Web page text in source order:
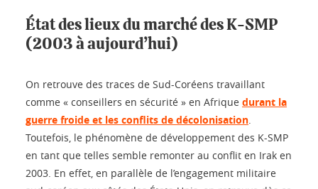
État des lieux du marché des K-SMP
(2003 à aujourd’hui)
On retrouve des traces de Sud-Coréens travaillant
comme « conseillers en sécurité » en Afrique durant la
guerre froide et les conflits de décolonisation
Toutefois, le phénomène de développement des K-SMP
en tant que telles semble remonter au conflit en Irak en
2003. En effet, en parallèle de l’engagement militaire